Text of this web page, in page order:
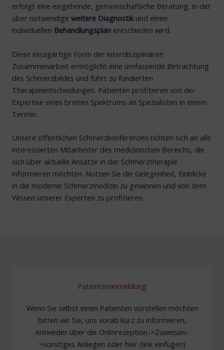
erfolgt eine eingehende, gemeinschaftliche Beratung, in der
über notwendige weitere Diagnostikund einen
individuellen Behandlungsplan entschieden wird.
Diese einzigartige Form der interdisziplinären
Zusammenarbeit ermöglicht eine umfassende Betrachtung
des Schmerzbildes und führt zu fundierten
Therapieentscheidungen. Patienten profitieren von der
Expertise eines breiten Spektrums an Spezialisten in einem
Termin.
Unsere öffentlichen Schmerzkonferenzen richten sich an alle
interessierten Mitarbeiter des medizinischen Bereichs, die
sich über aktuelle Ansätze in der Schmerztherapie
informieren möchten. Nutzen Sie die Gelegenheit, Einblicke
in die moderne Schmerzmedizin zu gewinnen und von dem
Wissen unserer Experten zu profitieren.
Patientenanmeldung
Wenn Sie selbst einen Patienten vorstellen möchten
bitten wir Sie, uns vorab kurz zu informieren,
entweder über die Onlinrezeption->Zuweisen-
>sonstiges Anliegen oder hier (link einfügen)